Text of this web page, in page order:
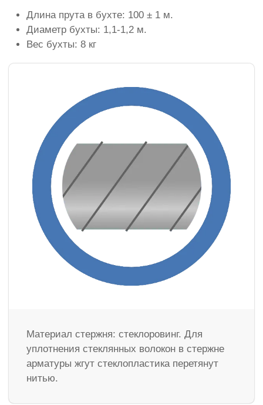
Длина прута в бухте: 100 ± 1 м.
Диаметр бухты: 1,1-1,2 м.
Вес бухты: 8 кг
Материал стержня: стеклоровинг. Для
уплотнения стеклянных волокон в стержне
арматуры жгут стеклопластика перетянут
нитью.